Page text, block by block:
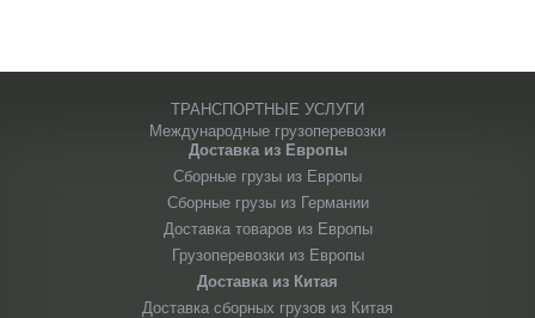
ТРАНСПОРТНЫЕ УСЛУГИ
Международные грузоперевозки
Доставка из Европы
Сборные грузы из Европы
Сборные грузы из Германии
Доставка товаров из Европы
Грузоперевозки из Европы
Доставка из Китая
Доставка сборных грузов из Китая